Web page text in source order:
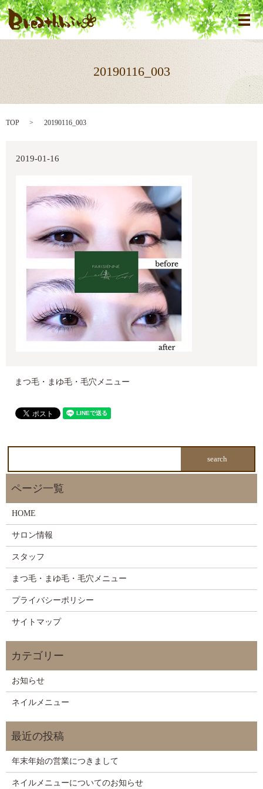
メ
20190116_003
TOP 20190116_003
2019-01-16
まつ毛・まゆ毛・毛穴メニュー
HOME
サロン情報
スタッフ
まつ毛・まゆ毛・毛穴メニュー
プライバシーポリシー
サイトマップ
お知らせ
ネイルメニュー
年末年始の営業につきまして
ネイルメニューについてのお知らせ